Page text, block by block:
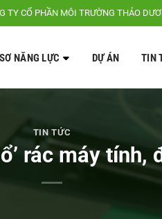
TY CỔ PHẦN MÔI TRƯỜNG THẢO
NĂNG LỰC DỰ ÁN TIN
TIN TỨC
rác máy tính,